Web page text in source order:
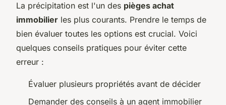
La précipitation est l'un des pièges achat
immobilier les plus courants. Prendre le temps de
bien évaluer toutes les options est crucial. Voici
quelques conseils pratiques pour éviter cette
erreur :
Évaluer plusieurs propriétés avant de décider
Demander des conseils à un agent immobilier